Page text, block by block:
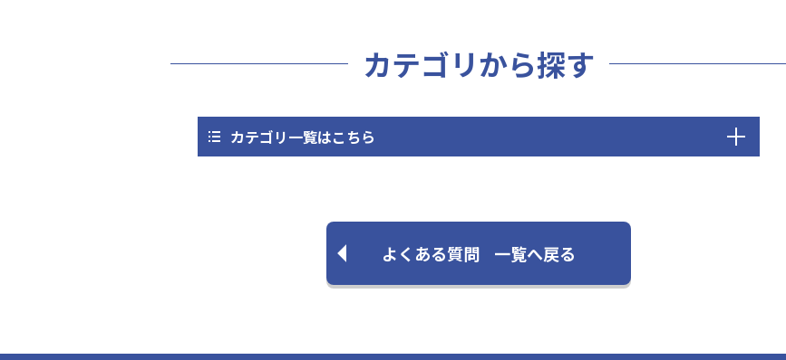
カテゴリから探す
カテゴリ一覧はこちら
よくある質問 一覧へ戻る